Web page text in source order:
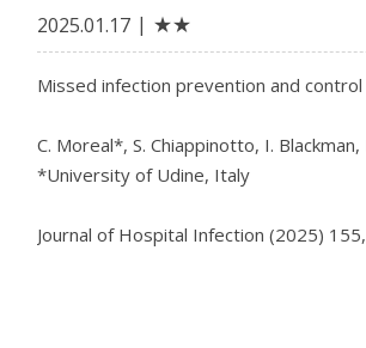
2025.01.17 ★★
Missed infection prevention and
C. Moreal*, S. Chiappinotto, I.
*University of Udine, Italy
Journal of Hospital Infection (2025)